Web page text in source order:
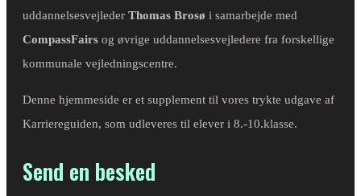
uddannelsesvejleder Thomas Brosø i samarbejde med
CompassFairs og øvrige uddannelsesvejledere fra forskellige
kommunale vejledningscentre.
Denne hjemmeside er et supplement til vores trykte udgave af
Karriereguiden, som udleveres til elever i 8.-10.klasse.
Send en besked